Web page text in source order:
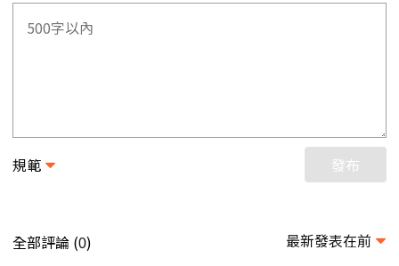
規範 發布
全部評論 (0) 最新發表在前